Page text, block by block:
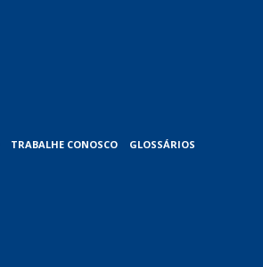
TRABALHE CONOSCO GLOSSÁRIOS